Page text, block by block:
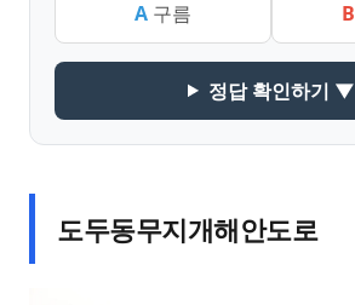
A 구름 B
정답 확인하기 ▼
도두동무지개해안도로